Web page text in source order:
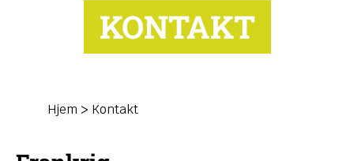
KONTAKT
Hjem > Kontakt